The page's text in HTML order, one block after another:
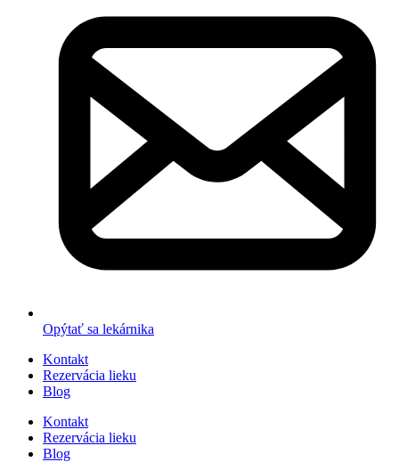
Opýtať sa lekárnika
Kontakt
Rezervácia lieku
Blog
Kontakt
Rezervácia lieku
Blog